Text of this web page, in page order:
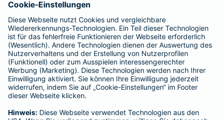
Barmenia ist Teil der BarmeniaGothaer
BELIEBTE SEITEN
Kranken-Zusatzversicherung
Tierversicherungen
Haftpflichtversicherung
Hausratversicherung